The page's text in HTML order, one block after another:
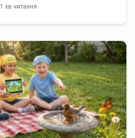
1 хв читання